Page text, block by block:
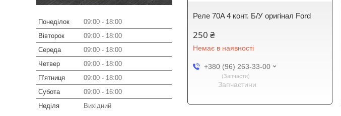
Реле 70A 4 конт. Б/У оригінал Ford
250 ₴
Немає в наявності
+380 (96) 263-33-00
Запчасти
Запчастини
Понеділок 09:00
18:00
Вівторок
09:00
18:00
Середа
09:00
18:00
Четвер
09:00
18:00
Пʼятниця
09:00
18:00
Субота
09:00
16:00
Неділя
Вихідний